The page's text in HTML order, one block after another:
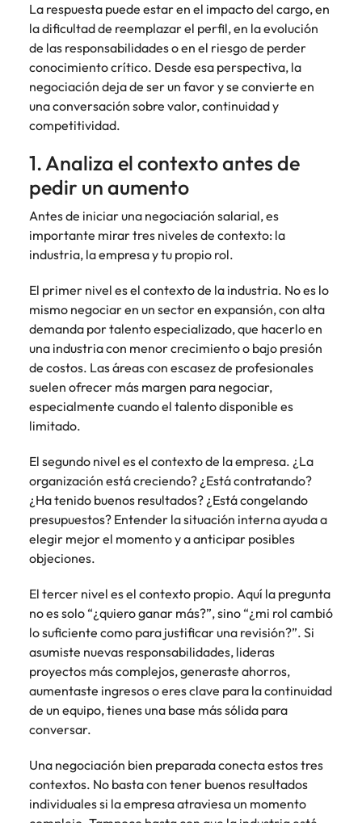
La respuesta puede estar en el impacto del cargo, en
la dificultad de reemplazar el perfil, en la evolución
de las responsabilidades o en el riesgo de perder
conocimiento crítico. Desde esa perspectiva, la
negociación deja de ser un favor y se convierte en
una conversación sobre valor, continuidad y
competitividad.
1. Analiza el contexto antes de
pedir un aumento
Antes de iniciar una negociación salarial, es
importante mirar tres niveles de contexto: la
industria, la empresa y tu propio rol.
El primer nivel es el contexto de la industria. No es lo
mismo negociar en un sector en expansión, con alta
demanda por talento especializado, que hacerlo en
una industria con menor crecimiento o bajo presión
de costos. Las áreas con escasez de profesionales
suelen ofrecer más margen para negociar,
especialmente cuando el talento disponible es
limitado.
El segundo nivel es el contexto de la empresa. ¿La
organización está creciendo? ¿Está contratando?
¿Ha tenido buenos resultados? ¿Está congelando
presupuestos? Entender la situación interna ayuda a
elegir mejor el momento y a anticipar posibles
objeciones.
El tercer nivel es el contexto propio. Aquí la pregunta
no es solo “¿quiero ganar más?”, sino “¿mi rol cambió
lo suficiente como para justificar una revisión?”. Si
asumiste nuevas responsabilidades, lideras
proyectos más complejos, generaste ahorros,
aumentaste ingresos o eres clave para la continuidad
de un equipo, tienes una base más sólida para
conversar.
Una negociación bien preparada conecta estos tres
contextos. No basta con tener buenos resultados
individuales si la empresa atraviesa un momento